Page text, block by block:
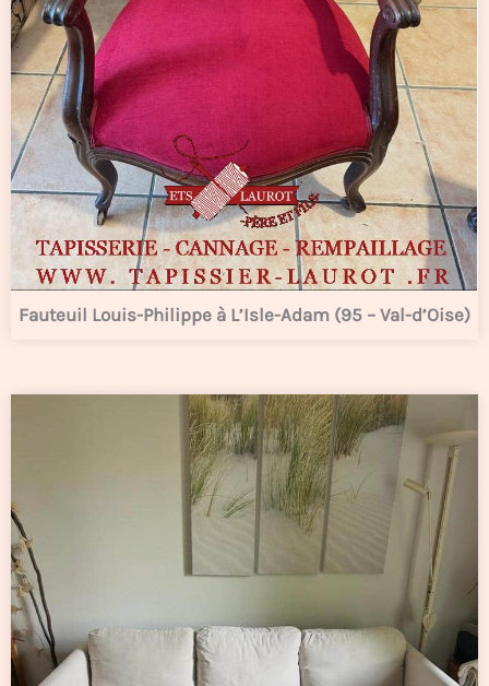
Fauteuil Louis-Philippe à L’Isle-Adam (95 – Val-d’Oise)